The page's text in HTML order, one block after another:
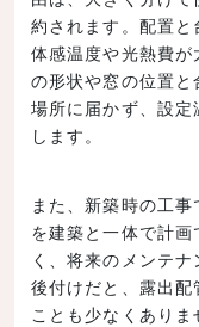
約されます。配置
体感温度や光熱費
の形状や窓の位置
場所に届かず、設
します。
また、新築時の工
を建築と一体で計
く、将来のメンテ
後付けだと、露出
ことも少なくあり